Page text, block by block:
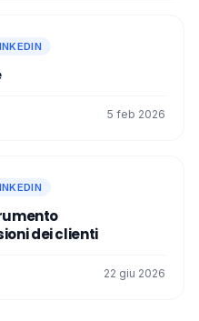
5 feb 2026
dei clienti
22 giu 2026